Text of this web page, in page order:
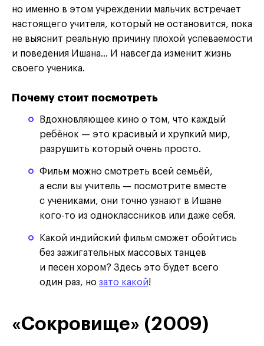
но именно в этом учреждении мальчик встречает
настоящего учителя, который не остановится, пока
не выяснит реальную причину плохой успеваемости
и поведения Ишана… И навсегда изменит жизнь
своего ученика.
Почему стоит посмотреть
Вдохновляющее кино о том, что каждый
ребёнок — это красивый и хрупкий мир,
разрушить который очень просто.
Фильм можно смотреть всей семьёй,
а если вы учитель — посмотрите вместе
с учениками, они точно узнают в Ишане
кого-то из одноклассников или даже себя.
Какой индийский фильм сможет обойтись
без зажигательных массовых танцев
и песен хором? Здесь это будет всего
один раз, но зато какой!
«Сокровище» (2009)